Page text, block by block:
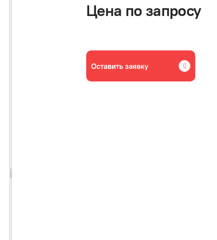
Цена по запросу
Оставить заявку